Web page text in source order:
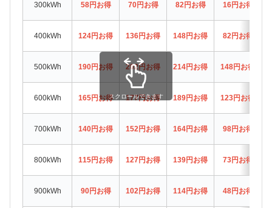
300kWh 58円お得 70円お得 82円お得 16円お得
400kWh 124円お得 136円お得 148円お得 82円お得
500kWh 190円お得 202円お得 214円お得 148円お得
600kWh 165円お得 177円お得 189円お得 123円お得
700kWh 140円お得 152円お得 164円お得 98円お得
800kWh 115円お得 127円お得 139円お得 73円お得
900kWh 90円お得 102円お得 114円お得 48円お得
スクロールできます